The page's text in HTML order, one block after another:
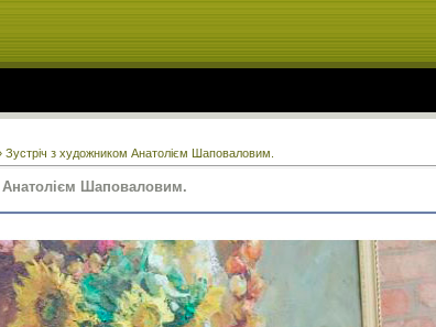
Зустріч з художником Анатолієм Шаповаловим.
Анатолієм Шаповаловим.